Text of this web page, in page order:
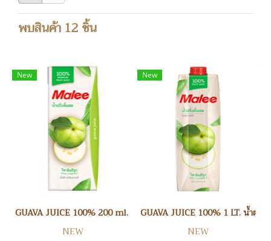
พบสินค้า 12 ชิ้น
New
GUAVA JUICE 100% 200 ml. น้ำฝรั่ง
NEW
New
GUAVA JUICE 100% 1 LT. น้ำฝรั่ง
NEW